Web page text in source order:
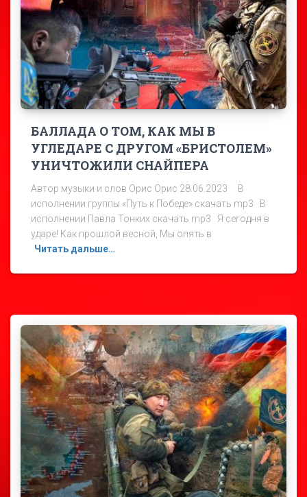
БАЛЛАДА О ТОМ, КАК МЫ В
УГЛЕДАРЕ С ДРУГОМ «БРИСТОЛЕМ»
УНИЧТОЖИЛИ СНАЙПЕРА
Автор музыки и слов Орис Орис 28.06.2023 В
исполнении группы «Путь к Победе» скачать mp3 В
исполнении Павла Тонких скачать mp3 Я сегодня в
ударе! Как прошлой весной, Мы опять в
Читать дальше…